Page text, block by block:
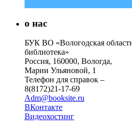
о нас
БУК ВО «Вологодская
библиотека»
Россия, 160000, Вологда,
Марии Ульяновой, 1
Телефон для справок –
8(8172)21-17-69
Adm@booksite.ru
ВКонтакте
Видеохостинг